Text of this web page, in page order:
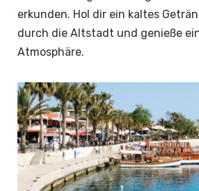
erkunden. Hol dir ein kaltes
durch die Altstadt und genieße
Atmosphäre.